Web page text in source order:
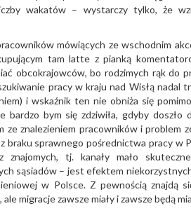
wakatów – wystarczy tylko, że
mówiących ze wschodnim
tam latte z pianką
obcokrajowców, bo rodzimych rąk do
pracy w kraju nad Wisłą nadal
i wskaźnik ten nie obniża się
bardzo bym się zdziwiła, gdyby doszło
ze znalezieniem pracowników i problem
braku sprawnego pośrednictwa pracy w
znajomych, tj. kanały mało
sąsiadów – jest efektem
w Polsce. Z pewnością znajdą
migracje zawsze miały i zawsze będą